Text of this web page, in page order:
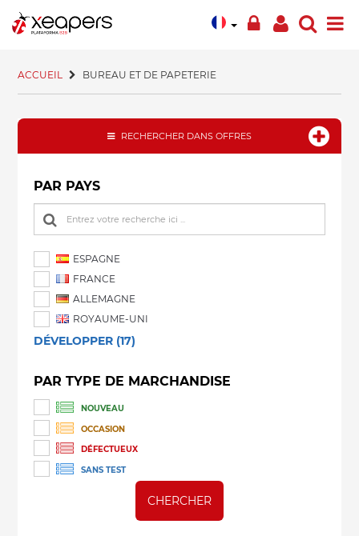
ACCUEIL BUREAU ET DE PAPETERIE
RECHERCHER DANS OFFRES
PAR PAYS
ESPAGNE
FRANCE
ALLEMAGNE
ROYAUME-UNI
DÉVELOPPER (17)
PAR TYPE DE MARCHANDISE
NOUVEAU
OCCASION
DÉFECTUEUX
SANS TEST
CHERCHER